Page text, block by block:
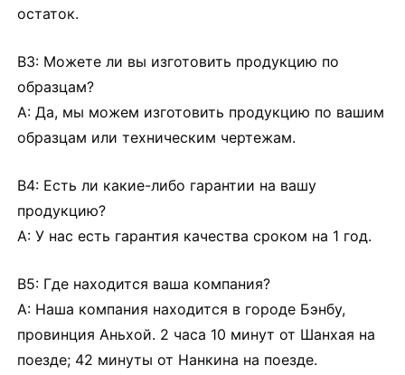
остаток.
В3: Можете ли вы изготовить продукцию по
образцам?
A: Да, мы можем изготовить продукцию по вашим
образцам или техническим чертежам.
В4: Есть ли какие-либо гарантии на вашу
продукцию?
A: У нас есть гарантия качества сроком на 1 год.
В5: Где находится ваша компания?
A: Наша компания находится в городе Бэнбу,
провинция Аньхой. 2 часа 10 минут от Шанхая на
поезде; 42 минуты от Нанкина на поезде.